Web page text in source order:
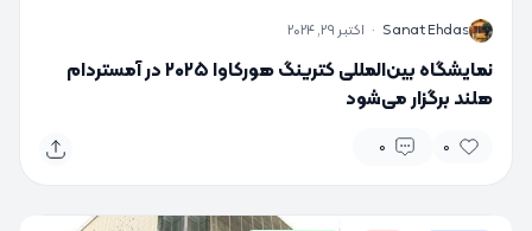
S
Sanat Ehdas
· اکتبر 29, 2024
نمایشگاه بین‌المللی کترینگ هورکاوا ۲۰۲۵ در آمستردام
هلند برگزار می‌شود
0
0